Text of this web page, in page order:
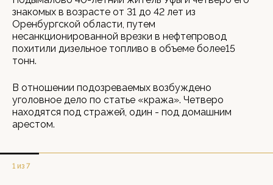
знакомых в возрасте от 31 до 42 лет из
Оренбургской области, путем
несанкционированной врезки в нефтепровод
похитили дизельное топливо в объеме более15
тонн.
В отношении подозреваемых возбуждено
уголовное дело по статье «кража». Четверо
находятся под стражей, один - под домашним
арестом.
1 из 7